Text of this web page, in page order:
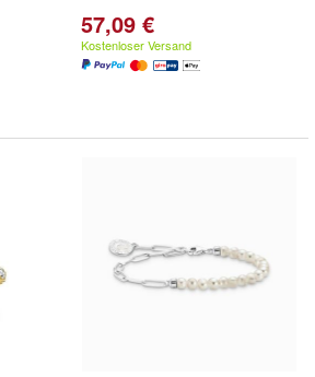
57,09 €
Kostenloser Versand